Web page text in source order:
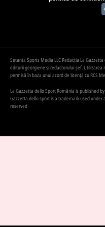
Setanta Sports Media LLC Redacția La
editurii georgiene și redactorului-șef. Utilizarea
permisă în baza unui acord de licență cu RCS
La Gazzetta dello Sport România is published
Gazzetta dello sport is a trademark used under
reserved